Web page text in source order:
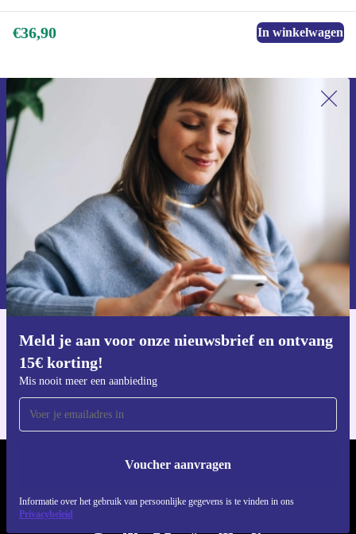
€36,90 In winkelwagen
Meld je aan voor onze nieuwsbrief en ontvang
15€ korting!
Mis nooit meer een aanbieding
Voucher aanvragen
Informatie over het gebruik van persoonlijke gegevens is te vinden in ons
Privacybeleid
Meld je aan voor onze nieuwsbrief en
ontvang €15 korting!
Mis nooit meer een aanbieding.
Voucher aanvragen
Informatie over het gebruik van persoonsgegevens vind je in ons
privacybeleid
Download de refurbed app
REFURBED NEDERLAND - RETHINK NEW.
VOLG ONS